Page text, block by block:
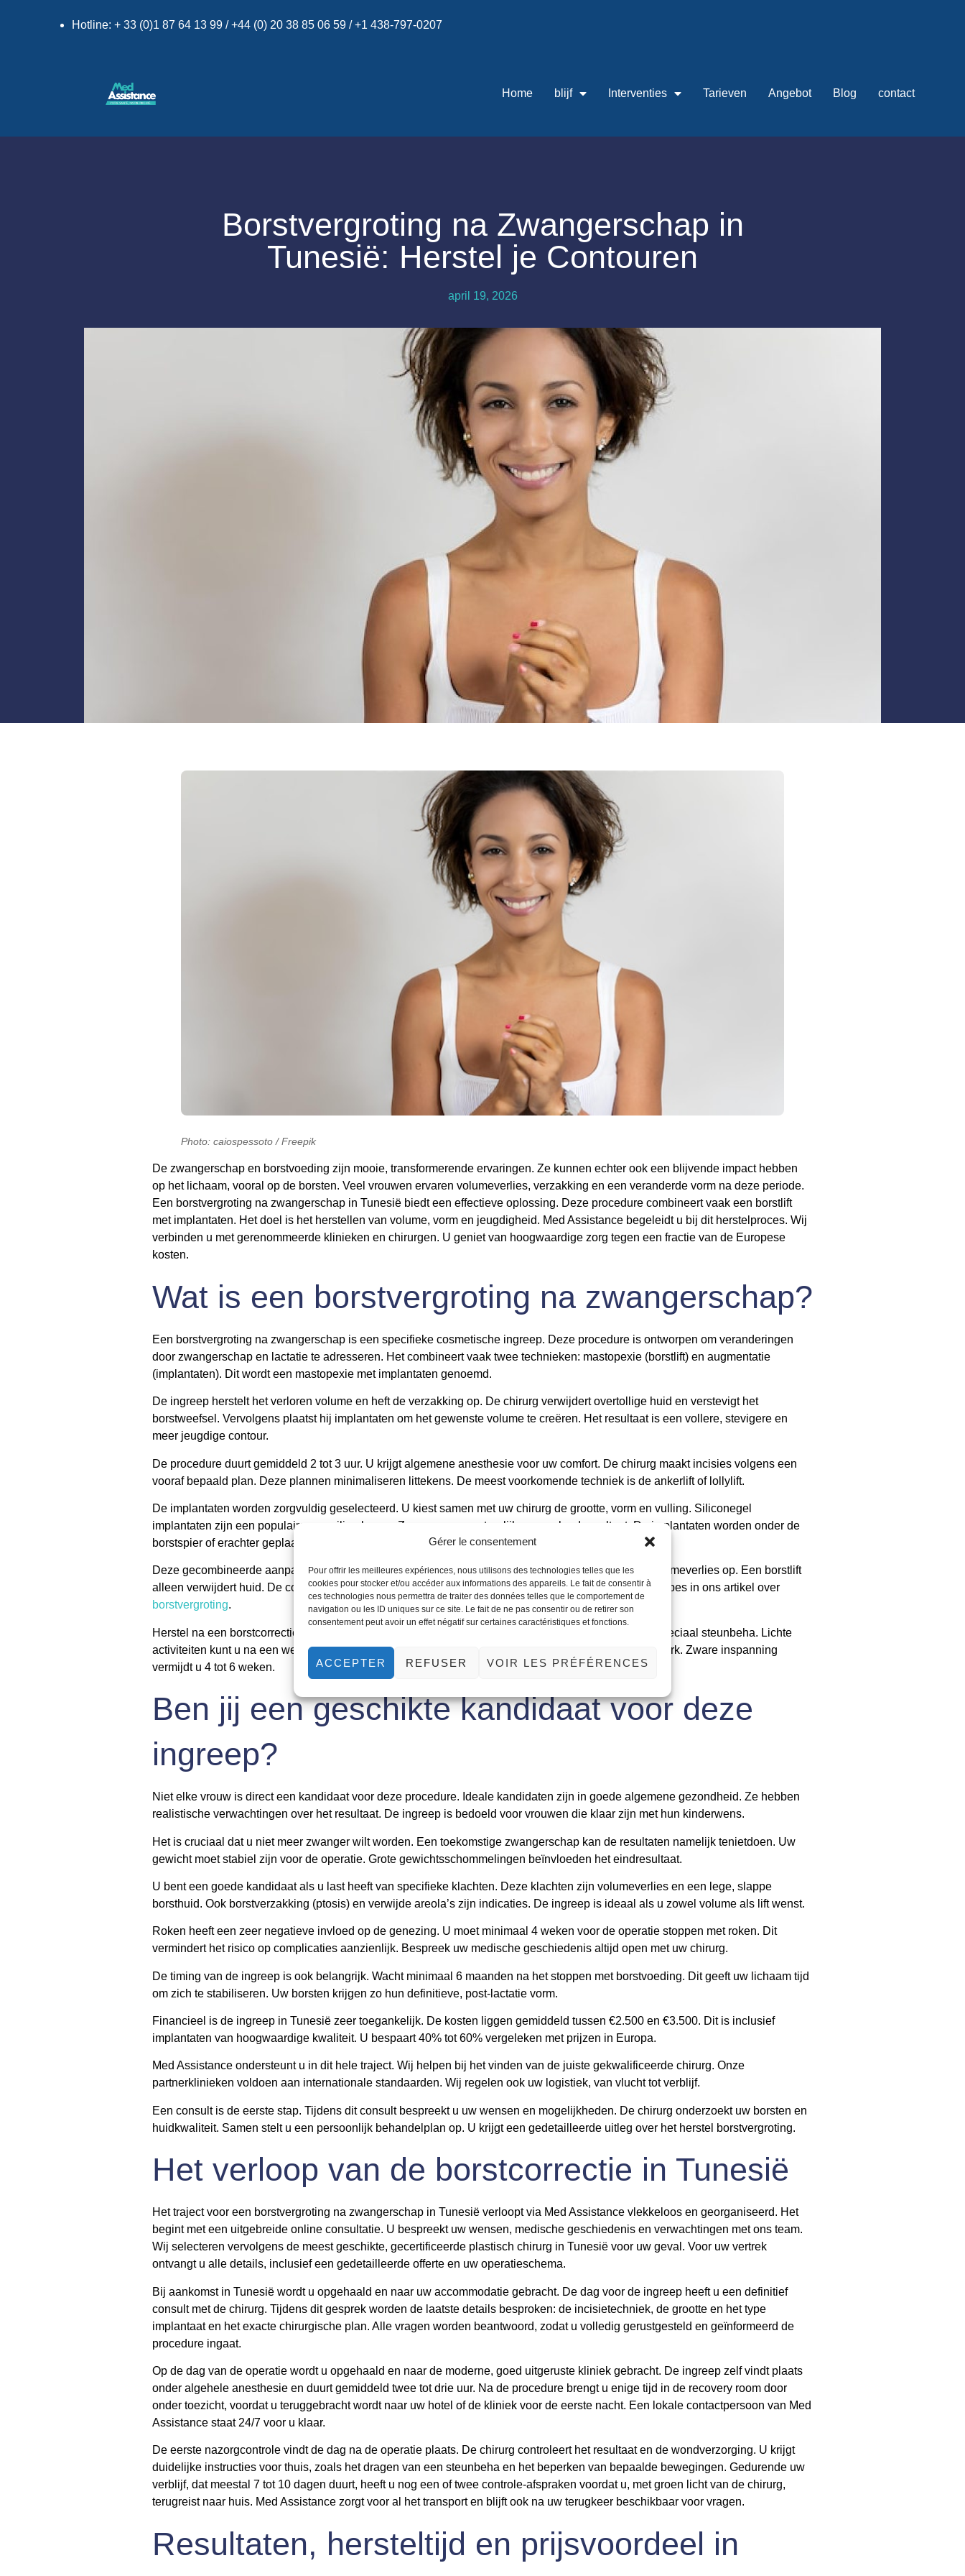
Gérer le consentement
Pour offrir les meilleures expériences, nous utilisons des technologies telles que les
cookies pour stocker et/ou accéder aux informations des appareils. Le fait de consentir à
ces technologies nous permettra de traiter des données telles que le comportement de
navigation ou les ID uniques sur ce site. Le fait de ne pas consentir ou de retirer son
consentement peut avoir un effet négatif sur certaines caractéristiques et fonctions.
ACCEPTER REFUSER VOIR LES PRÉFÉRENCES
Hotline: + 33 (0)1 87 64 13 99 / +44 (0) 20 38 85 06 59 / +1 438-797-0207
Home blijf Interventies Tarieven Angebot Blog contact
Borstvergroting na Zwangerschap in
Tunesië: Herstel je Contouren
april 19, 2026
Photo: caiospessoto / Freepik
De zwangerschap en borstvoeding zijn mooie, transformerende ervaringen. Ze kunnen echter ook een blijvende impact hebben
op het lichaam, vooral op de borsten. Veel vrouwen ervaren volumeverlies, verzakking en een veranderde vorm na deze periode.
Een borstvergroting na zwangerschap in Tunesië biedt een effectieve oplossing. Deze procedure combineert vaak een borstlift
met implantaten. Het doel is het herstellen van volume, vorm en jeugdigheid. Med Assistance begeleidt u bij dit herstelproces. Wij
verbinden u met gerenommeerde klinieken en chirurgen. U geniet van hoogwaardige zorg tegen een fractie van de Europese
kosten.
Wat is een borstvergroting na zwangerschap?
Een borstvergroting na zwangerschap is een specifieke cosmetische ingreep. Deze procedure is ontworpen om veranderingen
door zwangerschap en lactatie te adresseren. Het combineert vaak twee technieken: mastopexie (borstlift) en augmentatie
(implantaten). Dit wordt een mastopexie met implantaten genoemd.
De ingreep herstelt het verloren volume en heft de verzakking op. De chirurg verwijdert overtollige huid en verstevigt het
borstweefsel. Vervolgens plaatst hij implantaten om het gewenste volume te creëren. Het resultaat is een vollere, stevigere en
meer jeugdige contour.
De procedure duurt gemiddeld 2 tot 3 uur. U krijgt algemene anesthesie voor uw comfort. De chirurg maakt incisies volgens een
vooraf bepaald plan. Deze plannen minimaliseren littekens. De meest voorkomende techniek is de ankerlift of lollylift.
De implantaten worden zorgvuldig geselecteerd. U kiest samen met uw chirurg de grootte, vorm en vulling. Siliconegel
implantaten zijn een populaire en veilige keuze. Ze geven een natuurlijk aanvoelend resultaat. De implantaten worden onder de
borstspier of erachter geplaatst.
Deze gecombineerde aanpak biedt superieure resultaten. Een simpele borstvergroting lost alleen volumeverlies op. Een borstlift
alleen verwijdert huid. De combinatie corrigeert alle aspecten optimaal. Lees meer over de basisprincipes in ons artikel over
borstvergroting.
Herstel na een borstcorrectie na zwangerschap is goed te managen. De eerste dagen draagt u een speciaal steunbeha. Lichte
activiteiten kunt u na een week hervatten. De meeste vrouwen keren na 2 weken terug naar kantoorwerk. Zware inspanning
vermijdt u 4 tot 6 weken.
Ben jij een geschikte kandidaat voor deze
ingreep?
Niet elke vrouw is direct een kandidaat voor deze procedure. Ideale kandidaten zijn in goede algemene gezondheid. Ze hebben
realistische verwachtingen over het resultaat. De ingreep is bedoeld voor vrouwen die klaar zijn met hun kinderwens.
Het is cruciaal dat u niet meer zwanger wilt worden. Een toekomstige zwangerschap kan de resultaten namelijk tenietdoen. Uw
gewicht moet stabiel zijn voor de operatie. Grote gewichtsschommelingen beïnvloeden het eindresultaat.
U bent een goede kandidaat als u last heeft van specifieke klachten. Deze klachten zijn volumeverlies en een lege, slappe
borsthuid. Ook borstverzakking (ptosis) en verwijde areola’s zijn indicaties. De ingreep is ideaal als u zowel volume als lift wenst.
Roken heeft een zeer negatieve invloed op de genezing. U moet minimaal 4 weken voor de operatie stoppen met roken. Dit
vermindert het risico op complicaties aanzienlijk. Bespreek uw medische geschiedenis altijd open met uw chirurg.
De timing van de ingreep is ook belangrijk. Wacht minimaal 6 maanden na het stoppen met borstvoeding. Dit geeft uw lichaam tijd
om zich te stabiliseren. Uw borsten krijgen zo hun definitieve, post-lactatie vorm.
Financieel is de ingreep in Tunesië zeer toegankelijk. De kosten liggen gemiddeld tussen €2.500 en €3.500. Dit is inclusief
implantaten van hoogwaardige kwaliteit. U bespaart 40% tot 60% vergeleken met prijzen in Europa.
Med Assistance ondersteunt u in dit hele traject. Wij helpen bij het vinden van de juiste gekwalificeerde chirurg. Onze
partnerklinieken voldoen aan internationale standaarden. Wij regelen ook uw logistiek, van vlucht tot verblijf.
Een consult is de eerste stap. Tijdens dit consult bespreekt u uw wensen en mogelijkheden. De chirurg onderzoekt uw borsten en
huidkwaliteit. Samen stelt u een persoonlijk behandelplan op. U krijgt een gedetailleerde uitleg over het herstel borstvergroting.
Het verloop van de borstcorrectie in Tunesië
Het traject voor een borstvergroting na zwangerschap in Tunesië verloopt via Med Assistance vlekkeloos en georganiseerd. Het
begint met een uitgebreide online consultatie. U bespreekt uw wensen, medische geschiedenis en verwachtingen met ons team.
Wij selecteren vervolgens de meest geschikte, gecertificeerde plastisch chirurg in Tunesië voor uw geval. Voor uw vertrek
ontvangt u alle details, inclusief een gedetailleerde offerte en uw operatieschema.
Bij aankomst in Tunesië wordt u opgehaald en naar uw accommodatie gebracht. De dag voor de ingreep heeft u een definitief
consult met de chirurg. Tijdens dit gesprek worden de laatste details besproken: de incisietechniek, de grootte en het type
implantaat en het exacte chirurgische plan. Alle vragen worden beantwoord, zodat u volledig gerustgesteld en geïnformeerd de
procedure ingaat.
Op de dag van de operatie wordt u opgehaald en naar de moderne, goed uitgeruste kliniek gebracht. De ingreep zelf vindt plaats
onder algehele anesthesie en duurt gemiddeld twee tot drie uur. Na de procedure brengt u enige tijd in de recovery room door
onder toezicht, voordat u teruggebracht wordt naar uw hotel of de kliniek voor de eerste nacht. Een lokale contactpersoon van Med
Assistance staat 24/7 voor u klaar.
De eerste nazorgcontrole vindt de dag na de operatie plaats. De chirurg controleert het resultaat en de wondverzorging. U krijgt
duidelijke instructies voor thuis, zoals het dragen van een steunbeha en het beperken van bepaalde bewegingen. Gedurende uw
verblijf, dat meestal 7 tot 10 dagen duurt, heeft u nog een of twee controle-afspraken voordat u, met groen licht van de chirurg,
terugreist naar huis. Med Assistance zorgt voor al het transport en blijft ook na uw terugkeer beschikbaar voor vragen.
Resultaten, hersteltijd en prijsvoordeel in